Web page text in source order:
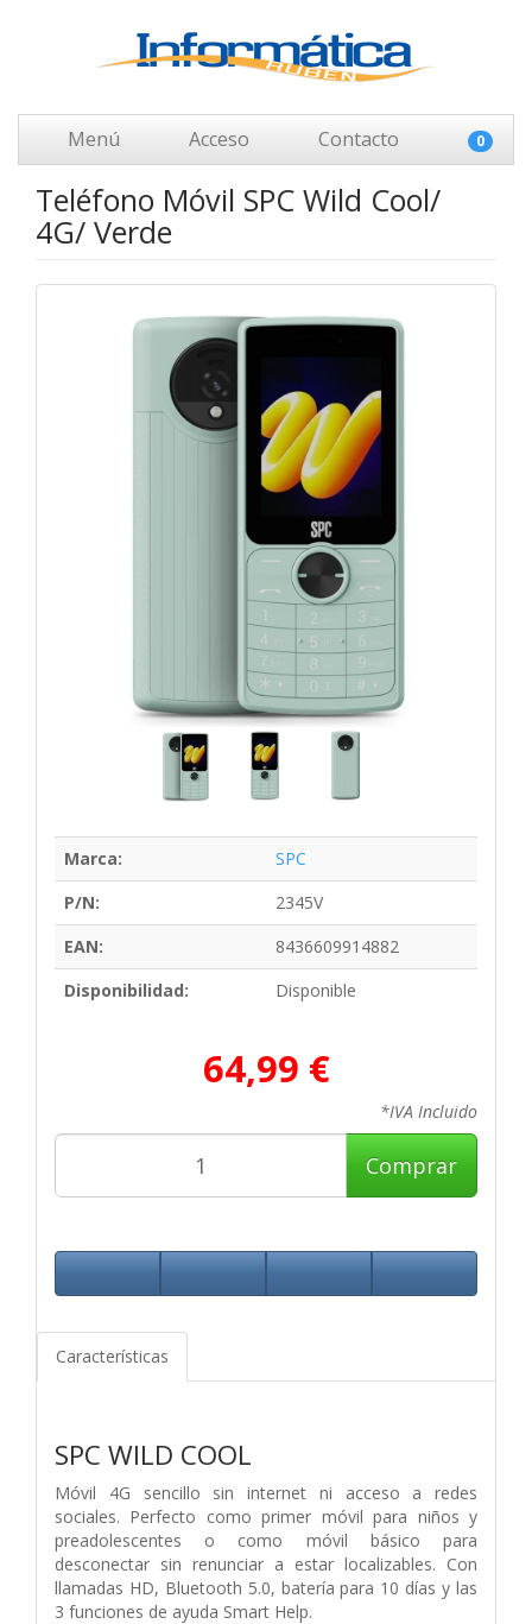
Menú Acceso Contacto 0
Teléfono Móvil SPC Wild Cool/
4G/ Verde
Marca:
SPC
P/N:
2345V
EAN:
8436609914882
Disponibilidad:
Disponible
64,99 €
*IVA Incluido
Comprar
Características
SPC WILD COOL
Móvil 4G sencillo sin internet ni acceso a redes
sociales. Perfecto como primer móvil para niños y
preadolescentes o como móvil básico para
desconectar sin renunciar a estar localizables. Con
llamadas HD, Bluetooth 5.0, batería para 10 días y las
3 funciones de ayuda Smart Help.